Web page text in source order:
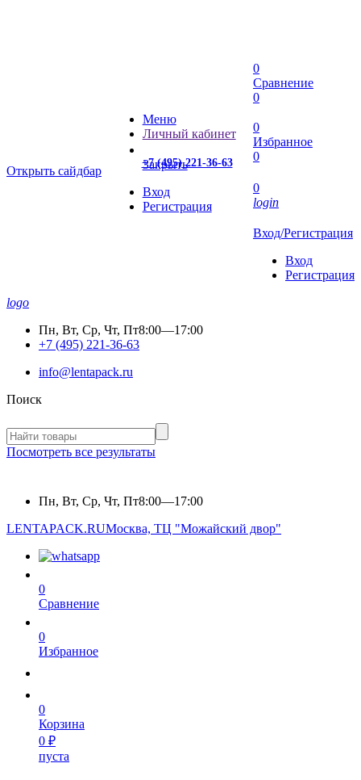
Открыть сайдбар
Меню
Личный кабинет
Закрыть
Вход
Регистрация
0
Сравнение
0
0
Избранное
0
0
+7 (495) 221-36-63
login
Вход/Регистрация
Вход
Регистрация
logo
Пн, Вт, Ср, Чт, Пт8:00—17:00
+7 (495) 221-36-63
info@lentapack.ru
Поиск
Посмотреть все результаты
Пн, Вт, Ср, Чт, Пт8:00—17:00
LENTAPACK.RUМосква, ТЦ "Можайский двор"
0
Сравнение
0
Избранное
0
Корзина
0 ₽
пуста